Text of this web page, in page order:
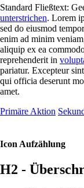
Standard Fließtext:
unterstrichen. Lorem
sed do eiusmod
enim ad minim
aliquip ex ea
reprehenderit in
pariatur. Excepteur
qui officia deserunt
amet.
Primäre Aktion
Icon Aufzählung
H2 -